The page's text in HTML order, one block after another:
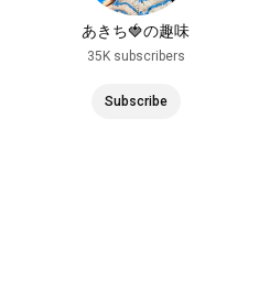
あきち🍓の趣味
35K subscribers
Subscribe